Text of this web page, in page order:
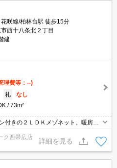
咲線/柏林台駅 徒歩15分
西十八条北２丁目
建
理費等：--)
礼
なし
73m²
付きの２ＬＤＫメゾネット。暖房は
ク西帯広店
詳細を見る